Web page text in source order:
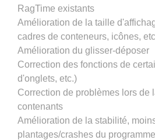
RagTime existants
Amélioration de la taille
cadres de conteneurs, icônes,
Amélioration du glisser-déposer
Correction des fonctions de
d'onglets, etc.)
Correction de problèmes lors de
contenants
Amélioration de la stabilité,
plantages/crashes du programme